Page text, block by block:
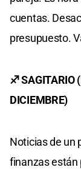
cuentas.
presupuesto.
♐ SAGITARIO
DICIEMBRE)
Noticias de un
finanzas están